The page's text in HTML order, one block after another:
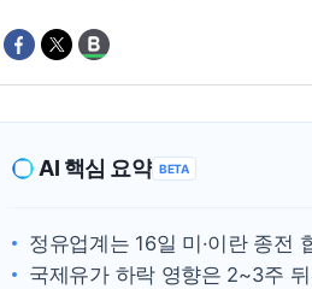
AI 핵심 요약 BETA
정유업계는 16일 미·이란 종전
국제유가 하락 영향은 2~3주